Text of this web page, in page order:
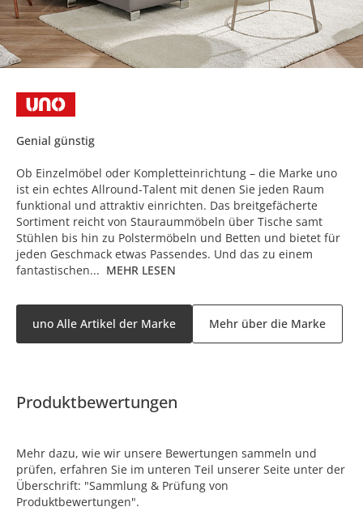
Genial günstig
Ob Einzelmöbel oder Kompletteinrichtung – die Marke uno
ist ein echtes Allround-Talent mit denen Sie jeden Raum
funktional und attraktiv einrichten. Das breitgefächerte
Sortiment reicht von Stauraummöbeln über Tische samt
Stühlen bis hin zu Polstermöbeln und Betten und bietet für
jeden Geschmack etwas Passendes. Und das zu einem
fantastischen... MEHR LESEN
uno Alle Artikel der Marke Mehr über die Marke
Produktbewertungen
Mehr dazu, wie wir unsere Bewertungen sammeln und
prüfen, erfahren Sie im unteren Teil unserer Seite unter der
Überschrift: "Sammlung & Prüfung von
Produktbewertungen".